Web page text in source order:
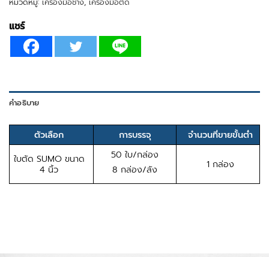
แชร์
คำอธิบาย
ตัวเลือก การบรรจุ
จำนวนที่ขายขั้นต่ำ
ใบตัด SUMO ขนาด
4 นิ้ว
50 ใบ/กล่อง
8 กล่อง/ลัง
1 กล่อง